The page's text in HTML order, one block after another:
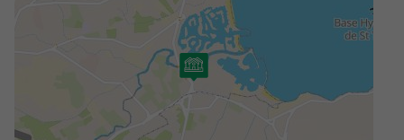
Voir les disponibilités